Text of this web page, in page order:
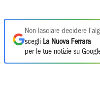
Non lasciare decidere
scegli La Nuova Ferrara
per le tue notizie su